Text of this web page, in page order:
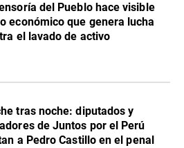
del Pueblo hace visible
económico que genera lucha
el lavado de activo
tras noche: diputados y
de Juntos por el Perú
a Pedro Castillo en el penal